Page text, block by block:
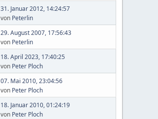
31. Januar 2012, 14:24:57
von Peterlin
29. August 2007, 17:56:43
von Peterlin
18. April 2023, 17:40:25
von Peter Ploch
07. Mai 2010, 23:04:56
von Peter Ploch
18. Januar 2010, 01:24:19
von Peter Ploch